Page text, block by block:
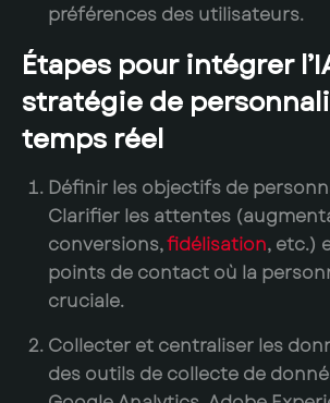
préférences des utilisateurs.
Étapes pour intégrer
stratégie de
temps réel
Définir les objectifs de
Clarifier les attentes
conversions,fidélisation, etc.)
points de contact où la
cruciale.
Collecter et centraliser les
des outils de collecte de